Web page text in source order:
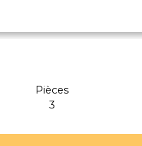
Pièces
3